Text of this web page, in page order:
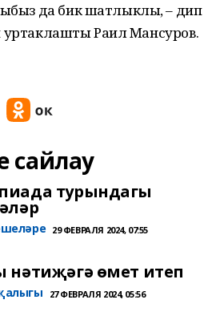
да бик шатлыклы, – дип
уртаклашты Раил Мансуров.
сайлау
турындагы
29 ФЕВРАЛЯ 2024, 07:55
нәтиҗәгә өмет итеп
27 ФЕВРАЛЯ 2024, 05:56